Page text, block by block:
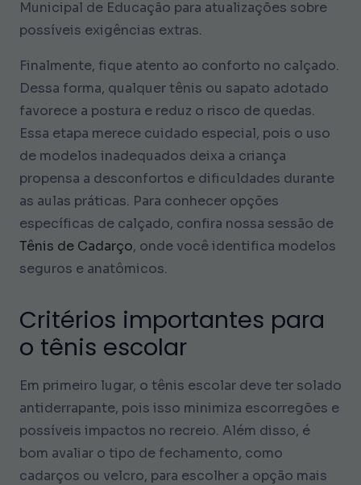
Municipal de Educação para atualizações sobre
possíveis exigências extras.
Finalmente, fique atento ao conforto no calçado.
Dessa forma, qualquer tênis ou sapato adotado
favorece a postura e reduz o risco de quedas.
Essa etapa merece cuidado especial, pois o uso
de modelos inadequados deixa a criança
propensa a desconfortos e dificuldades durante
as aulas práticas. Para conhecer opções
específicas de calçado, confira nossa sessão de
Tênis de Cadarço, onde você identifica modelos
seguros e anatômicos.
Critérios importantes para
o tênis escolar
Em primeiro lugar, o tênis escolar deve ter solado
antiderrapante, pois isso minimiza escorregões e
possíveis impactos no recreio. Além disso, é
bom avaliar o tipo de fechamento, como
cadarços ou velcro, para escolher a opção mais